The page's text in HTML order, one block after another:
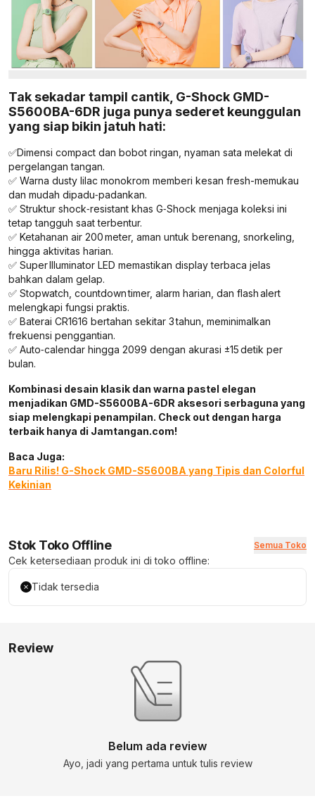
Tak sekadar tampil cantik, G-Shock GMD-
S5600BA-6DR juga punya sederet keunggulan
yang siap bikin jatuh hati:
✅Dimensi compact dan bobot ringan, nyaman sata melekat di
pergelangan tangan.
✅ Warna dusty lilac monokrom memberi kesan fresh-memukau
dan mudah dipadu‑padankan.
✅ Struktur shock‑resistant khas G‑Shock menjaga koleksi ini
tetap tangguh saat terbentur.
✅ Ketahanan air 200 meter, aman untuk berenang, snorkeling,
hingga aktivitas harian.
✅ Super Illuminator LED memastikan display terbaca jelas
bahkan dalam gelap.
✅ Stopwatch, countdown timer, alarm harian, dan flash alert
melengkapi fungsi praktis.
✅ Baterai CR1616 bertahan sekitar 3 tahun, meminimalkan
frekuensi penggantian.
✅ Auto‑calendar hingga 2099 dengan akurasi ±15 detik per
bulan.
Kombinasi desain klasik dan warna pastel elegan
menjadikan GMD-S5600BA-6DR aksesori serbaguna yang
siap melengkapi penampilan. Check out dengan harga
terbaik hanya di Jamtangan.com!
Baca Juga:
Baru Rilis! G-Shock GMD-S5600BA yang Tipis dan Colorful
Kekinian
Stok Toko Offline Semua Toko
Cek ketersediaan produk ini di toko offline:
Tidak tersedia
Review
Belum ada review
Ayo, jadi yang pertama untuk tulis review